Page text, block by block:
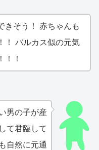
きそう！ 赤ちゃんも
！ バルカス似の元気
！！
男の子が産
て君臨して
自然に元通